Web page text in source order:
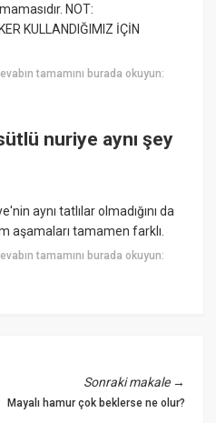
NOT:
KULLANDIĞIMIZ İÇİN
tamamını burada okuyun:
nuriye aynı şey
aynı tatlılar olmadığını da
aşamaları tamamen farklı.
tamamını burada okuyun:
Sonraki makale→
Mayalı hamur çok beklerse ne olur?